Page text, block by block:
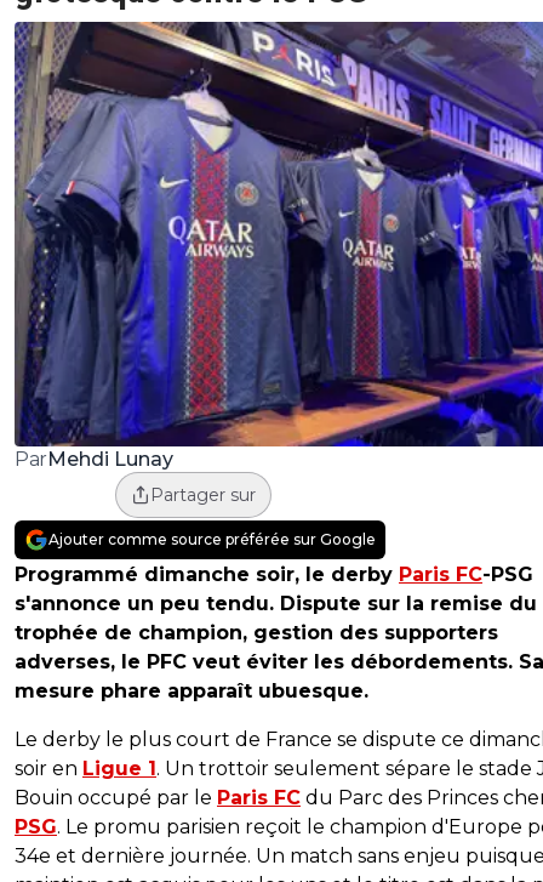
ParMehdi Lunay
Partager sur
Ajouter comme source préférée sur Google
Programmé dimanche soir, le derby Paris FC-PSG
s'annonce un peu tendu. Dispute sur la remise du
trophée de champion, gestion des supporters
adverses, le PFC veut éviter les débordements. Sa
mesure phare apparaît ubuesque.
Le derby le plus court de France se dispute ce
soir en Ligue 1 . Un trottoir seulement sépare le stade
Bouin occupé par le Paris FC du Parc des Princes
PSG. Le promu parisien reçoit le champion d'Europe
34e et dernière journée. Un match sans enjeu